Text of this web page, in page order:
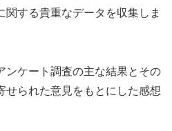
関する貴重なデータを収集しま
ンケート調査の主な結果とその
せられた意見をもとにした感想